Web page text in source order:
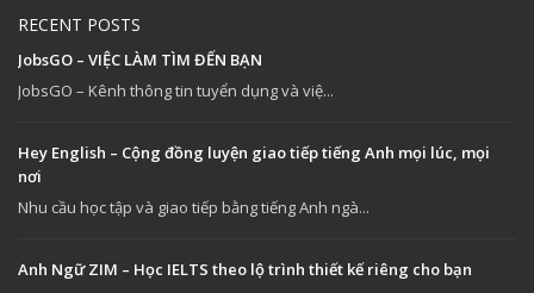
RECENT POSTS
JobsGO – VIỆC LÀM TÌM ĐẾN BẠN
JobsGO – Kênh thông tin tuyển dụng và việ...
Hey English – Cộng đồng luyện giao tiếp tiếng Anh mọi lúc, mọi
nơi
Nhu cầu học tập và giao tiếp bằng tiếng Anh ngà...
Anh Ngữ ZIM – Học IELTS theo lộ trình thiết kế riêng cho bạn